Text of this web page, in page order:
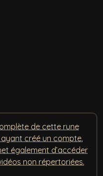
de cette rune
créé un compte.
également d’accéder
non répertoriées.